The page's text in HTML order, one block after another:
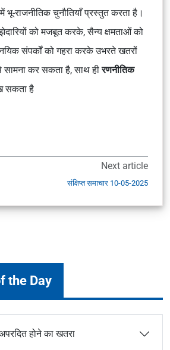
भू-राजनीतिक चुनौतियाँ प्रस्तुत करता है।
को मजबूत करके, सैन्य क्षमताओं को
संपर्कों को गहरा करके उभरते खतरों
सामना कर सकता है, साथ हीरणनीतिक
सकता है
Next article
संक्षिप्त समाचार 10-05-2025
the Day
होने का खतरा